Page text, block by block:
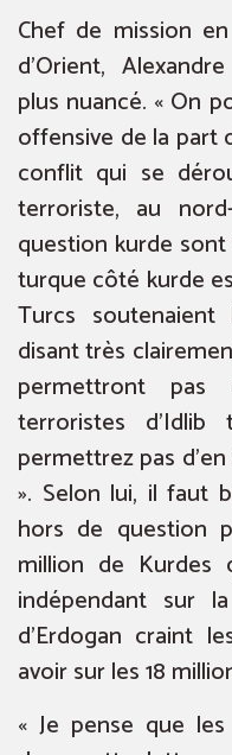
Chef de mission
d’Orient,
plus nuancé. « On
offensive de la part
conflit qui se
terroriste, au
question kurde
turque côté kurde
Turcs
disant très
permettront pas
terroristes
permettrez pas
». Selon lui, il faut
hors de question
million de Kurdes
indépendant sur
d’Erdogan craint
avoir sur les 18
« Je pense que